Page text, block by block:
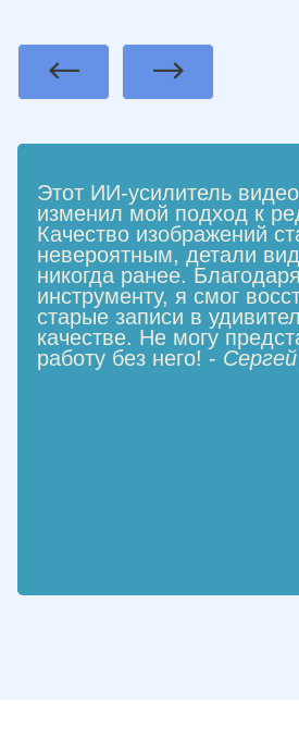
Этот ИИ-усилитель
изменил мой подход к
Качество изображений
невероятным, детали
никогда ранее.
инструменту, я смог
старые записи в
качестве. Не могу
работу без него! -
PreviousNext